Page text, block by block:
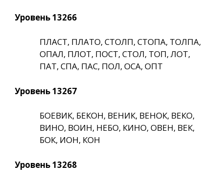
Уровень 13266
ПЛАСТ, ПЛАТО, СТОЛП, СТОПА, ТОЛПА,
ОПАЛ, ПЛОТ, ПОСТ, СТОЛ, ТОП, ЛОТ,
ПАТ, СПА, ПАС, ПОЛ, ОСА, ОПТ
Уровень 13267
БОЕВИК, БЕКОН, ВЕНИК, ВЕНОК, ВЕКО,
ВИНО, ВОИН, НЕБО, КИНО, ОВЕН, ВЕК,
БОК, ИОН, КОН
Уровень 13268